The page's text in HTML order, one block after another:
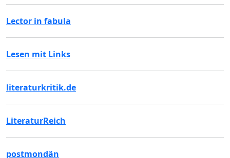
Lector in fabula
Lesen mit Links
literaturkritik.de
LiteraturReich
postmondän